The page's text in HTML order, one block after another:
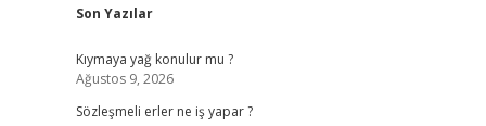
Sidebar
Son Yazılar
Kıymaya yağ konulur mu ?
Ağustos 9, 2026
Sözleşmeli erler ne iş yapar ?